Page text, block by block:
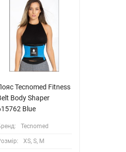
Tecnomed Fitness
Body Shaper
Blue
Tecnomed
XS, S, M